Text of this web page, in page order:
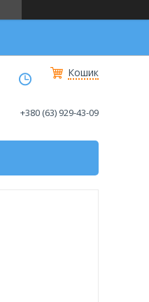
Кошик
+380 (63) 929-43-09